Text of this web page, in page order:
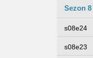
Sezon 8
s08e24
s08e23